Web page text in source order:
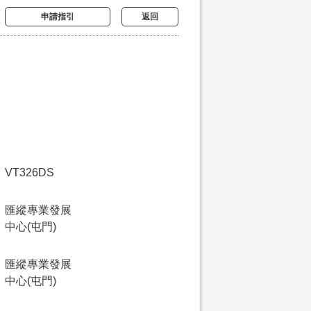
申請指引 返回
VT326DS
匯縱專業發展
中心(屯門)
匯縱專業發展
中心(屯門)